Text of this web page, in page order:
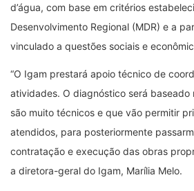
d’água, com base em critérios
Desenvolvimento Regional (MDR) e a
vinculado a questões sociais e
“O Igam prestará apoio técnico de
atividades. O diagnóstico será baseado
são muito técnicos e que vão permitir
atendidos, para posteriormente
contratação e execução das obras
a diretora-geral do Igam, Marília Melo.